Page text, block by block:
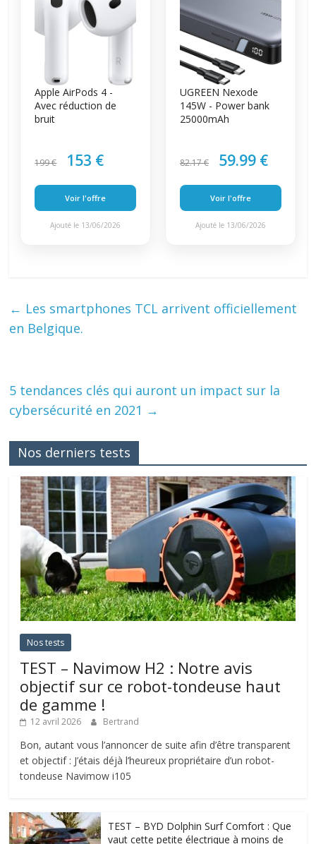
Apple AirPods 4 -
Avec réduction de
bruit
199 € 153 €
Voir l'offre
Ajouté le 13/06/2026
UGREEN Nexode
145W - Power bank
25000mAh
82.17 € 59.99 €
Voir l'offre
Ajouté le 13/06/2026
← Les smartphones TCL arrivent officiellement
en Belgique.
5 tendances clés qui auront un impact sur la
cybersécurité en 2021 →
Nos derniers tests
Nos tests
TEST – Navimow H2 : Notre avis
objectif sur ce robot-tondeuse haut
de gamme !
12 avril 2026 Bertrand
Bon, autant vous l’annoncer de suite afin d’être transparent
et objectif : J’étais déjà l’heureux propriétaire d’un robot-
tondeuse Navimow i105
TEST – BYD Dolphin Surf Comfort : Que
vaut cette petite électrique à moins de